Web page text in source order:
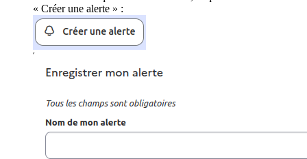
« Créer une alerte » :